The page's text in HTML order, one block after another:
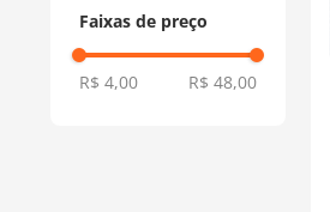
Faixas de preço
R$ 4,00 R$ 48,00